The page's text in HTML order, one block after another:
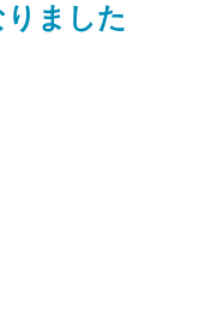
ました